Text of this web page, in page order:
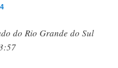
do Rio Grande do Sul